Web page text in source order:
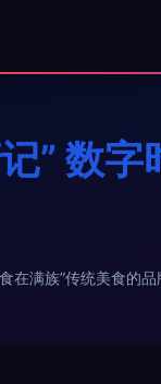
” 数
在满族”传统美食的